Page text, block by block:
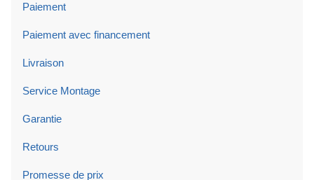
Paiement
Paiement avec financement
Livraison
Service Montage
Garantie
Retours
Promesse de prix